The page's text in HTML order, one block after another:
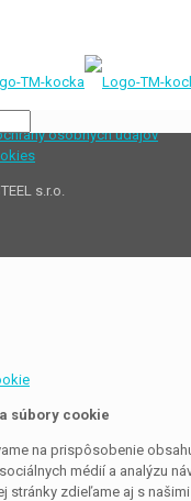
osobných údajov
s.r.o.
súbory cookie
na prispôsobenie
médií a analýzu
stránky zdieľame aj s